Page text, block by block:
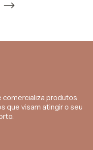
comercializa produtos
que visam atingir o seu